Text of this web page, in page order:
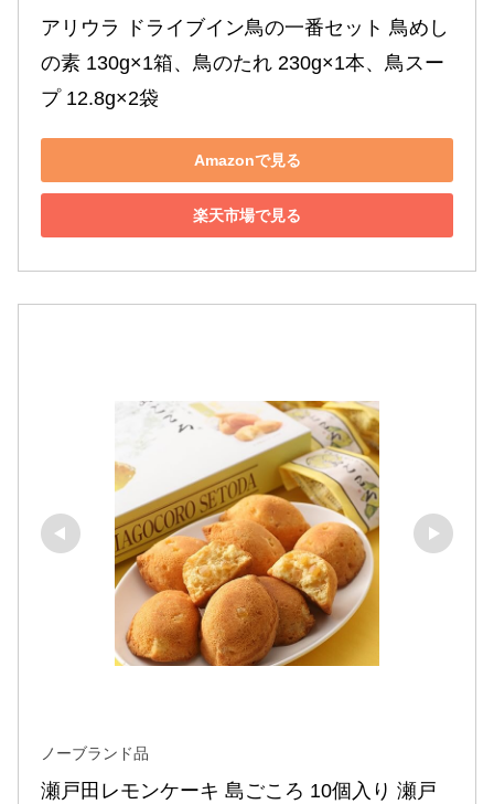
アリウラ ドライブイン鳥の一番セット 鳥めし
の素 130g×1箱、鳥のたれ 230g×1本、鳥スー
プ 12.8g×2袋
Amazonで見る
楽天市場で見る
ノーブランド品
瀬戸田レモンケーキ 島ごころ 10個入り 瀬戸